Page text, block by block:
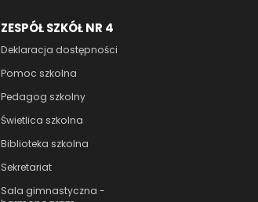
ZESPÓŁ SZKÓŁ NR 4
Deklaracja dostępności
Pomoc szkolna
Pedagog szkolny
Świetlica szkolna
Biblioteka szkolna
Sekretariat
Sala gimnastyczna -